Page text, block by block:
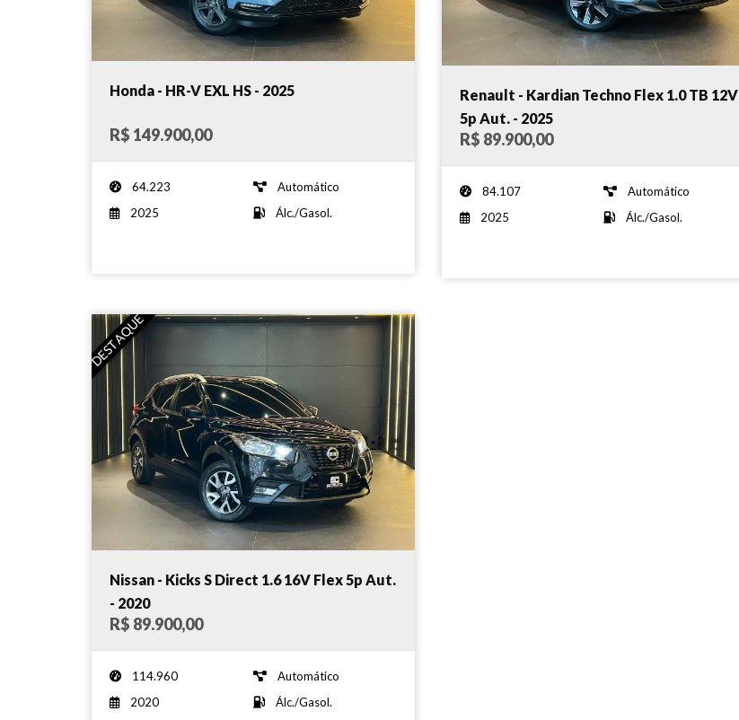
Honda - HR-V EXL HS - 2025
R$ 149.900,00
64.223
Automático
2025
Álc./Gasol.
Renault - Kardian Techno Flex 1.0 TB 12V
5p Aut. - 2025
R$ 89.900,00
84.107
Automático
2025
Álc./Gasol.
DESTAQUE
Nissan - Kicks S Direct 1.6 16V Flex 5p Aut.
- 2020
R$ 89.900,00
114.960
Automático
2020
Álc./Gasol.